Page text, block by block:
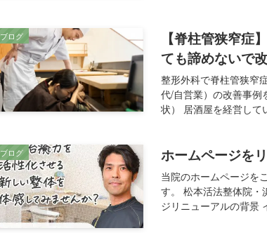
ブログ
【脊柱管狭窄症
ても諦めないで
整形外科で脊柱管狭窄
代/自営業）の改善事例
状） 居酒屋を経営して
ブログ ホームページを
当院のホームページを
す。 松本活法整体院・
ジリニューアルの背景